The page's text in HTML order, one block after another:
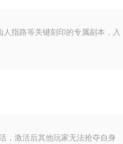
指路等关键刻印的专属副本，入
，激活后其他玩家无法抢夺自身